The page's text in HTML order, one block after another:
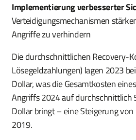
Implementierung verbesserter
Verteidigungsmechanismen
Angriffe zu verhindern
Die durchschnittlichen Recovery-
Lösegeldzahlungen) lagen 2023
Dollar, was die Gesamtkosten
Angriffs 2024 auf durchschnittlich
Dollar bringt – eine Steigerung von
2019.